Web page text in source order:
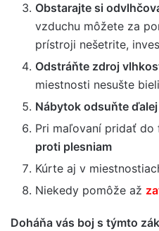
Obstarajte si
vzduchu môžete za
prístroji nešetrite,
Odstráňte zdroj
miestnosti nesušte
Nábytok odsuňte
Pri maľovaní pridať do
proti plesniam
Kúrte aj v
Niekedy pomôže až
Doháňa vás boj s týmto